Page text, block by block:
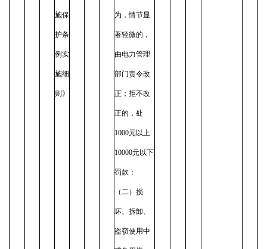
施保
护条
例实
施细
则》
为，情节显
著轻微的，
由电力管理
部门责令改
正；拒不改
正的，处
1000元以上
10000元以下
罚款：
（二）损
坏、拆卸、
盗窃使用中